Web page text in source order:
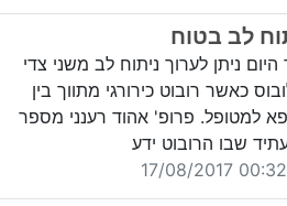
לב בטוח
היום ניתן לערוך ניתוח לב משני צדי
כאשר רובוט כירורגי מתווך בין
למטופל. פרופ' אהוד רענני מספר
שבו הרובוט ידע
00:32:35